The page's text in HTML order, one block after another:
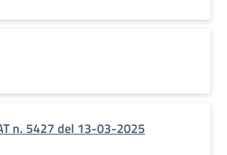
n. 5427 del 13-03-2025